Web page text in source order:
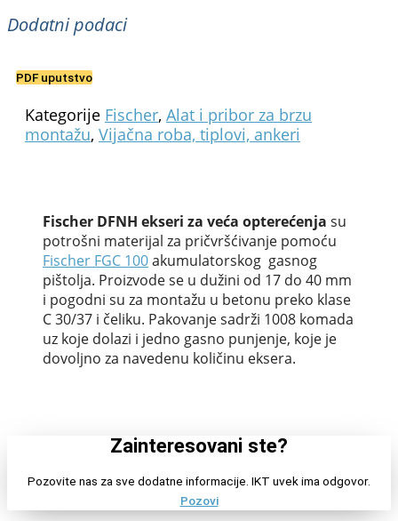
Dodatni podaci
PDF uputstvo
Kategorije Fischer, Alat i pribor za brzu
montažu, Vijačna roba, tiplovi, ankeri
Fischer DFNH ekseri za veća opterećenja su
potrošni materijal za pričvršćivanje pomoću
Fischer FGC 100akumulatorskog gasnog
pištolja. Proizvode se u dužini od 17 do 40 mm
i pogodni su za montažu u betonu preko klase
C 30/37 i čeliku. Pakovanje sadrži 1008 komada
uz koje dolazi i jedno gasno punjenje, koje je
dovoljno za navedenu količinu eksera.
Zainteresovani ste?
Pozovite nas za sve dodatne informacije. IKT uvek ima odgovor.
Pozovi